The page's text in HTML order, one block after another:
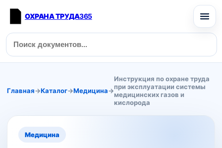
ОХРАНА ТРУДА365
Главная→Каталог→Медицина→
Инструкция по охране труда
при эксплуатации системы
медицинских газов и
кислорода
Медицина